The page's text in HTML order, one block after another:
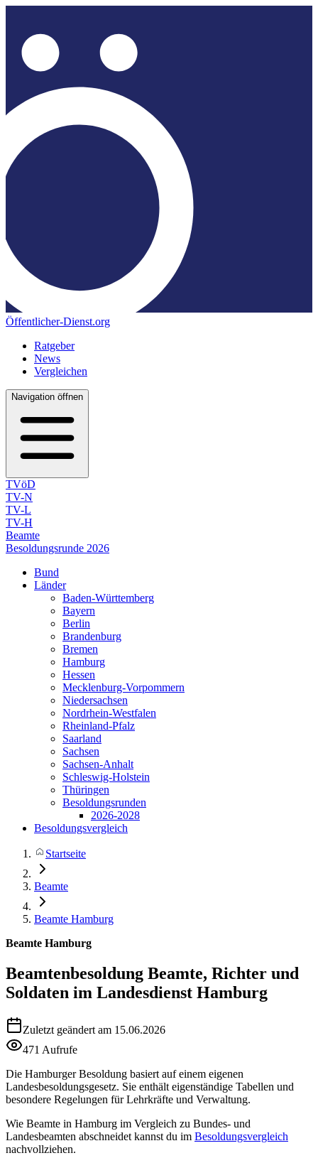
Öffentlicher-Dienst.org
Ratgeber
News
Vergleichen
Navigation öffnen
TVöD
TV-N
TV-L
TV-H
Beamte
Besoldungsrunde 2026
Bund
Länder
Baden-Württemberg
Bayern
Berlin
Brandenburg
Bremen
Hamburg
Hessen
Mecklenburg-Vorpommern
Niedersachsen
Nordrhein-Westfalen
Rheinland-Pfalz
Saarland
Sachsen
Sachsen-Anhalt
Schleswig-Holstein
Thüringen
Besoldungsrunden
2026-2028
Besoldungsvergleich
Startseite
Beamte
Beamte Hamburg
Beamte Hamburg
Beamtenbesoldung Beamte, Richter und
Soldaten im Landesdienst Hamburg
Zuletzt geändert am 15.06.2026
471 Aufrufe
Die Hamburger Besoldung basiert auf einem eigenen
Landesbesoldungsgesetz. Sie enthält eigenständige Tabellen und
besondere Regelungen für Lehrkräfte und Verwaltung.
Wie Beamte in Hamburg im Vergleich zu Bundes- und
Landesbeamten abschneidet kannst du im Besoldungsvergleich
nachvollziehen.